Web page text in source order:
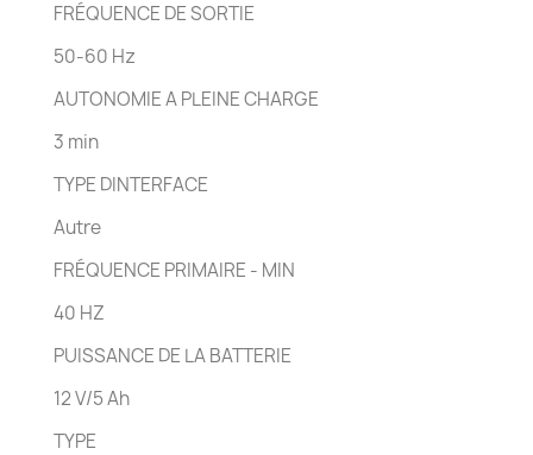
FRÉQUENCE DE SORTIE
50-60 Hz
AUTONOMIE A PLEINE CHARGE
3 min
TYPE DINTERFACE
Autre
FRÉQUENCE PRIMAIRE - MIN
40 HZ
PUISSANCE DE LA BATTERIE
12 V/5 Ah
TYPE